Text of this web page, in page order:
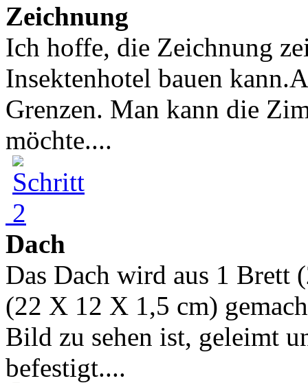
Zeichnung
Ich hoffe, die Zeichnung
Insektenhotel bauen
Grenzen. Man kann die
möchte....
Dach
Das Dach wird aus 1 Brett
(22 X 12 X 1,5 cm)
Bild zu sehen ist, geleimt
befestigt....